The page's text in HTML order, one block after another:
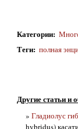
Категории:
Теги: полная
Другие статьи и
» Гладиолус
hybridus)